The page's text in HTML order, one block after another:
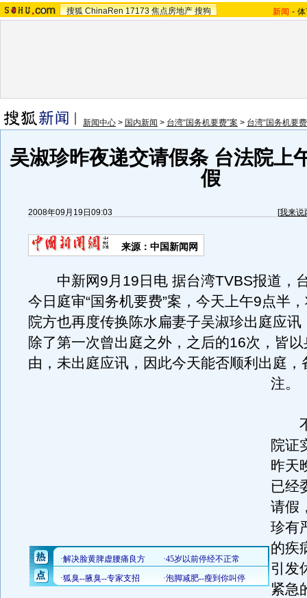
搜狐 ChinaRen 17173 焦点房地产 搜狗 新闻 -
新闻中心 > 国内新闻 > 台湾“国务机要费”案 > 台湾“国务机要
吴淑珍昨夜递交请假条 台法院上
假
2008年09月19日09:03 [我来说
来源：中国新闻网
中新网9月19日电 据台湾TVBS报道，
今日庭审“国务机要费”案，今天上午9点半
院方也再度传换陈水扁妻子吴淑珍出庭应讯
除了第一次曾出庭之外，之后的16次，皆
由，未出庭应讯，因此今天能否顺利出庭，
注。
不
院证
昨天
已经
请假
珍有
的疾
引发
紧急